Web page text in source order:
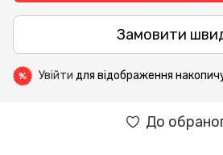
Замовити
% Увійти для відображення
До